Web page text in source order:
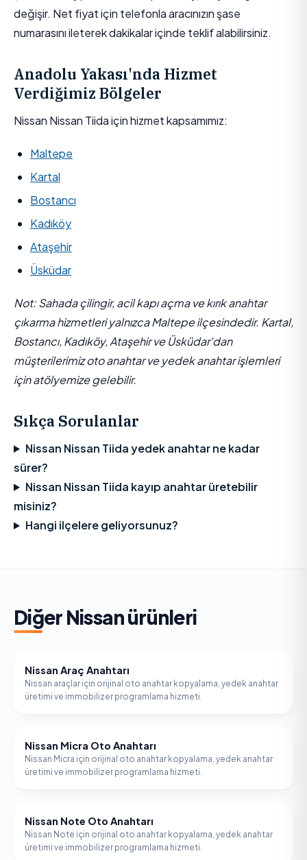
değişir. Net fiyat için telefonla aracınızın şase
numarasını ileterek dakikalar içinde teklif alabilirsiniz.
Anadolu Yakası'nda Hizmet
Verdiğimiz Bölgeler
Nissan Nissan Tiida için hizmet kapsamımız:
Maltepe
Kartal
Bostancı
Kadıköy
Ataşehir
Üsküdar
Not: Sahada çilingir, acil kapı açma ve kırık anahtar
çıkarma hizmetleri yalnızca Maltepe ilçesindedir. Kartal,
Bostancı, Kadıköy, Ataşehir ve Üsküdar'dan
müşterilerimiz oto anahtar ve yedek anahtar işlemleri
için atölyemize gelebilir.
Sıkça Sorulanlar
Nissan Nissan Tiida yedek anahtar ne kadar
sürer?
Nissan Nissan Tiida kayıp anahtar üretebilir
misiniz?
Hangi ilçelere geliyorsunuz?
Diğer Nissanürünleri
NISSAN
Nissan Araç Anahtarı
Nissan araçlar için orijinal oto anahtar kopyalama, yedek anahtar
üretimi ve immobilizer programlama hizmeti.
NISSAN
Nissan Micra Oto Anahtarı
Nissan Micra için orijinal oto anahtar kopyalama, yedek anahtar
üretimi ve immobilizer programlama hizmeti.
NISSAN
Nissan Note Oto Anahtarı
Nissan Note için orijinal oto anahtar kopyalama, yedek anahtar
üretimi ve immobilizer programlama hizmeti.